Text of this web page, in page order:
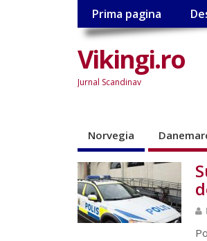
Prima pagina
Vikingi.ro
Jurnal Scandinav
Norvegia